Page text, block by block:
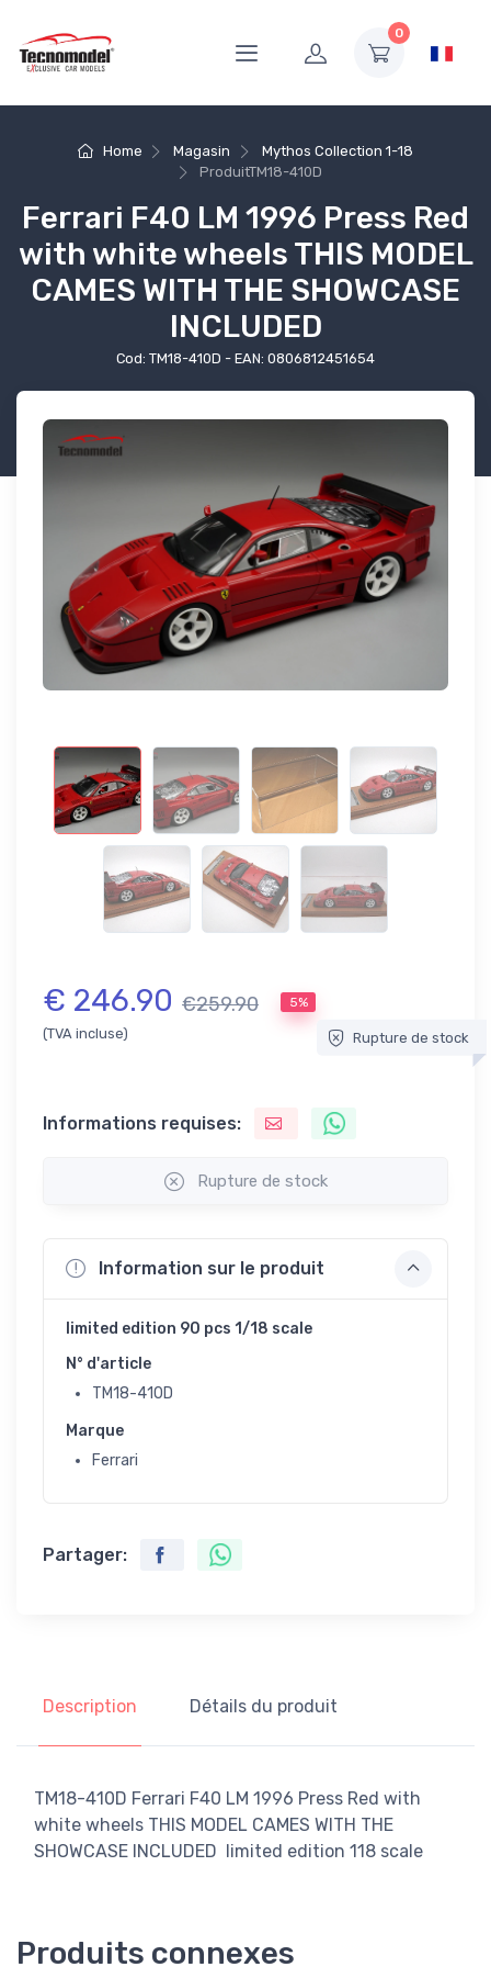
0
Home Magasin
Mythos Collection 1-18
ProduitTM18-410D
Ferrari F40 LM 1996 Press Red
with white wheels THIS MODEL
CAMES WITH THE SHOWCASE
INCLUDED
Cod: TM18-410D - EAN: 0806812451654
€ 246.90 €259.90 5%
(TVA incluse) Rupture de stock
Informations requises:
Rupture de stock
Information sur le produit
limited edition 90 pcs 1/18 scale
N° d'article
TM18-410D
Marque
Ferrari
Partager:
Description Détails du produit
TM18-410D Ferrari F40 LM 1996 Press Red with
white wheels THIS MODEL CAMES WITH THE
SHOWCASE INCLUDED limited edition 118 scale
Produits connexes